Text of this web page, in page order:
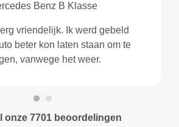
Benz B Klasse
vriendelijk. Ik werd gebeld
beter kon laten staan om te
vanwege het weer.
onze 7701 beoordelingen